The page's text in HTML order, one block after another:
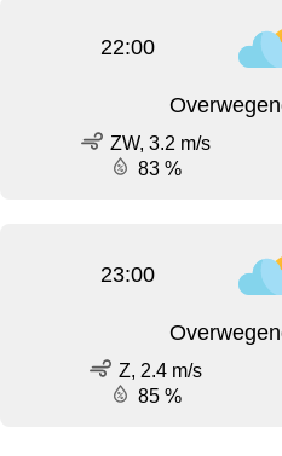
22:00
ZW, 3.2 m/s
83 %
23:00
Z, 2.4 m/s
85 %